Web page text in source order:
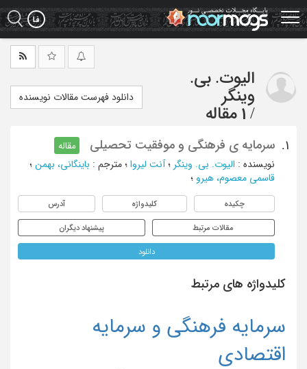
Skip
to
main
الیوت. بی.
وینگر
/ 1 مقاله
دانلود فهرست مقالات نویسنده
1. سرمایه ی فرهنگی و موفقیت تحصیلی
مقاله
نویسنده : الیوت. بی. وینگر ؛ آنت لیروا ؛ مترجم : باینگانی، بهمن ؛
قاسمی معصوم، هیرو ؛
چکیده کلیدواژه آدرس
مقالات مرتبط پیشنهاد دیگران
دانلود
کلیدواژه های مرتبط
سرمایه فرهنگی و سرمایه
اقتصادی